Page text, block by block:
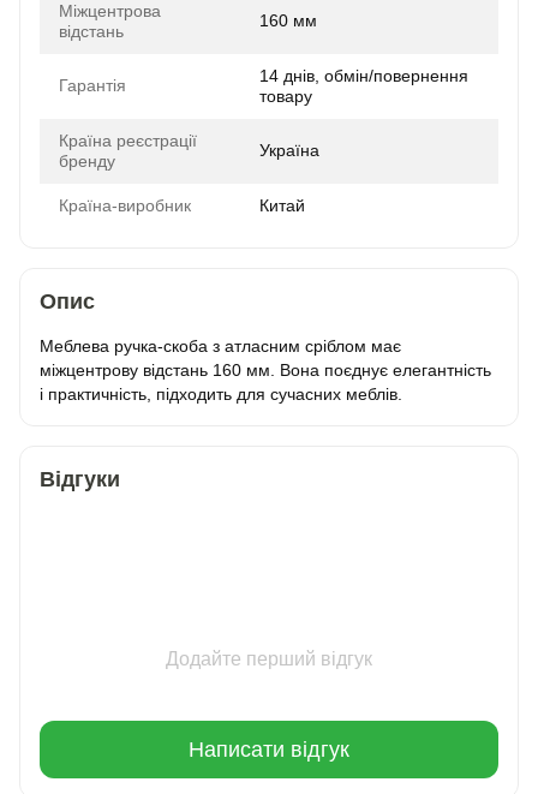
Міжцентрова
відстань
160 мм
Гарантія
14 днів, обмін/повернення
товару
Країна реєстрації
бренду
Україна
Країна-виробник Китай
Опис
Меблева ручка-скоба з атласним сріблом має
міжцентрову відстань 160 мм. Вона поєднує елегантність
і практичність, підходить для сучасних меблів.
Відгуки
Додайте перший відгук
Написати відгук